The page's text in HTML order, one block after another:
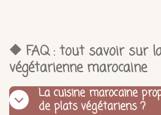
🔶 FAQ : tout savoir sur
végétarienne marocaine
La cuisine marocaine
de plats végétariens ?